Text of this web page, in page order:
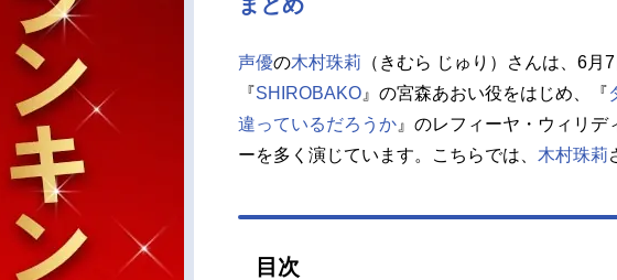
声優の木村珠莉 （きむら じゅり）さんは、6月
『SHIROBAKO 』の宮森あおい役をはじめ、『
違っているだろうか 』のレフィーヤ・ウィリ
ーを多く演じています。こちらでは、 木村珠莉
目次